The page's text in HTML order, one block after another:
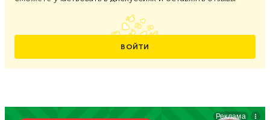
ВОЙТИ